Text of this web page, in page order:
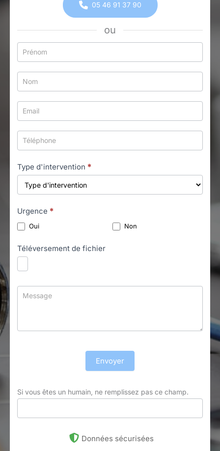
05 46 91 37 90
ou
Formulaire
simple
avec
téléphone
Type d'intervention *
Urgence *
Oui Non
Téléversement de fichier
Envoyer
Si vous êtes un humain, ne remplissez pas ce champ.
Données sécurisées